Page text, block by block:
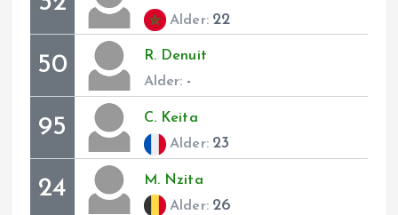
Alder: 22
50 R. Denuit
Alder: -
95 C. Keita
Alder: 23
24 M. Nzita
Alder: 26